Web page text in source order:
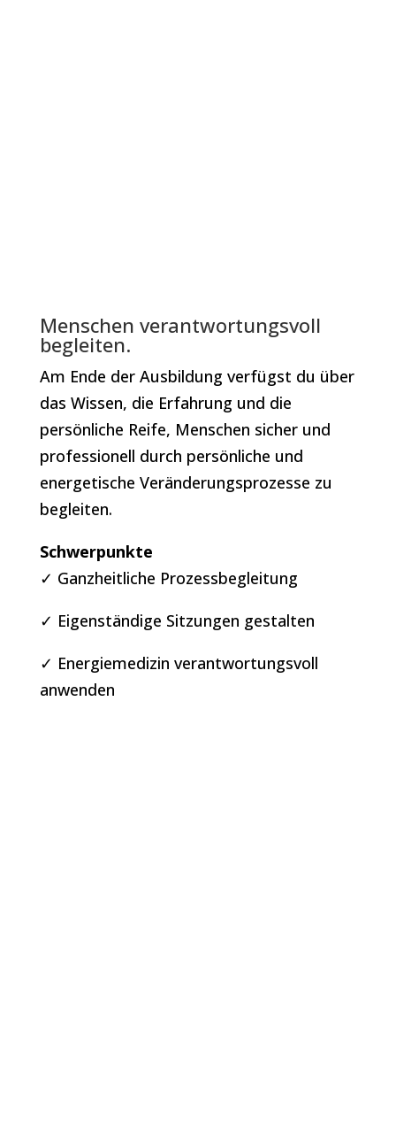
Menschen verantwortungsvoll
begleiten.
Am Ende der Ausbildung verfügst du über
das Wissen, die Erfahrung und die
persönliche Reife, Menschen sicher und
professionell durch persönliche und
energetische Veränderungsprozesse zu
begleiten.
Schwerpunkte
✓ Ganzheitliche Prozessbegleitung
✓ Eigenständige Sitzungen gestalten
✓ Energiemedizin verantwortungsvoll
anwenden